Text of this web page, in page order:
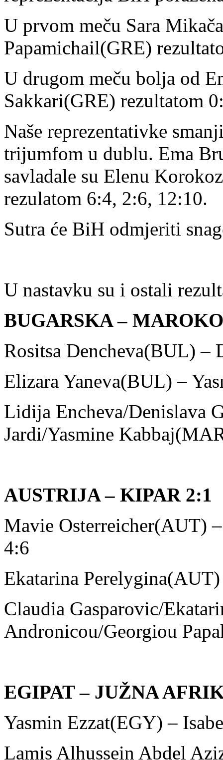
U prvom meču Sara
Papamichail(GRE)
U drugom meču bolja od
Sakkari(GRE) rezultatom
Naše reprezentativke
trijumfom u dublu. Ema
savladale su Elenu
rezulatom 6:4, 2:6, 12:10.
Sutra će BiH odmjeriti
U nastavku su i ostali
BUGARSKA –
Rositsa Dencheva(BUL)
Elizara Yaneva(BUL) –
Lidija Encheva/Denislava
Jardi/Yasmine
AUSTRIJA – KIPAR 2:1
Mavie Osterreicher(AUT)
4:6
Ekatarina
Claudia Gasparovic/
Andronicou/Georgiou
EGIPAT – JUŽNA
Yasmin Ezzat(EGY) –
Lamis Alhussein Abdel